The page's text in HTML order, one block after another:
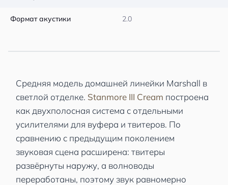
Формат акустики 2.0
Средняя модель домашней линейки Marshall в
светлой отделке. Stanmore III Cream построена
как двухполосная система с отдельными
усилителями для вуфера и твитеров. По
сравнению с предыдущим поколением
звуковая сцена расширена: твитеры
развёрнуты наружу, а волноводы
переработаны, поэтому звук равномерно